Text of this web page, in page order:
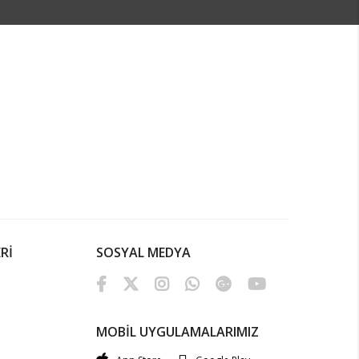
SOSYAL MEDYA
MOBİL UYGULAMALARIMIZ